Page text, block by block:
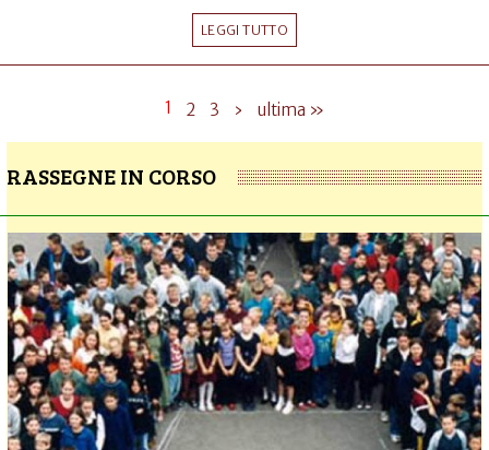
LEGGI TUTTO
1 2 3 › ultima »
RASSEGNE IN CORSO